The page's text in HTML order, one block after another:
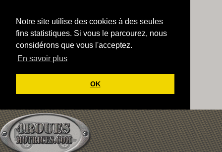
Notre site utilise des cookies à des seules
fins statistiques. Si vous le parcourez, nous
considérons que vous l'acceptez.
En savoir plus
OK